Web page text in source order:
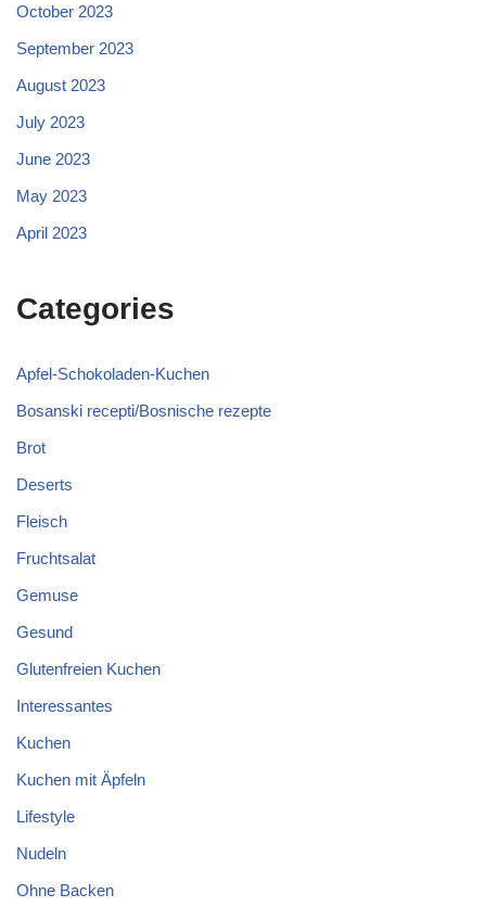
October 2023
September 2023
August 2023
July 2023
June 2023
May 2023
April 2023
Categories
Apfel-Schokoladen-Kuchen
Bosanski recepti/Bosnische rezepte
Brot
Deserts
Fleisch
Fruchtsalat
Gemuse
Gesund
Glutenfreien Kuchen
Interessantes
Kuchen
Kuchen mit Äpfeln
Lifestyle
Nudeln
Ohne Backen